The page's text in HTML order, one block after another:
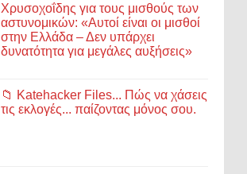
Χρυσοχοΐδης για τους μισθούς των
αστυνομικών: «Αυτοί είναι οι μισθοί
στην Ελλάδα – Δεν υπάρχει
δυνατότητα για μεγάλες αυξήσεις»
📁 Katehacker Files... Πώς να χάσεις
τις εκλογές... παίζοντας μόνος σου.